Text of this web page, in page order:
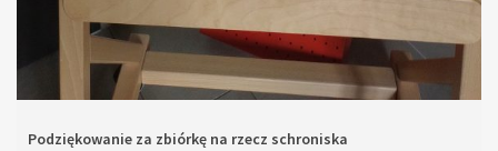
Podziękowanie za zbiórkę na rzecz schroniska